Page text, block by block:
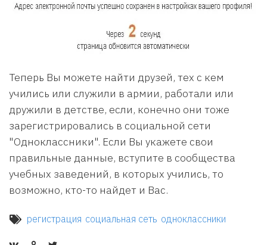
Теперь Вы можете найти друзей, тех с кем
учились или служили в армии, работали или
дружили в детстве, если, конечно они тоже
зарегистрировались в социальной сети
"Одноклассники". Если Вы укажете свои
правильные данные, вступите в сообщества
учебных заведений, в которых учились, то
возможно, кто-то найдет и Вас.
регистрация социальная сеть одноклассники